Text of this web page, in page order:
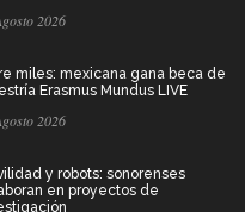
2026
miles: mexicana gana beca de
Erasmus Mundus LIVE
2026
y robots: sonorenses
en proyectos de